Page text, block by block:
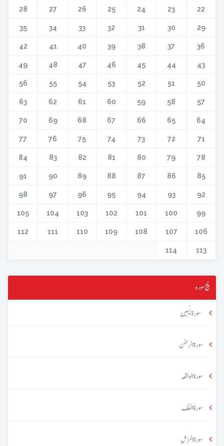
22
23
24
25
26
27
28
29
30
31
32
33
34
35
36
37
38
39
40
41
42
43
44
45
46
47
48
49
50
51
52
53
54
55
56
57
58
59
60
61
62
63
64
65
66
67
68
69
70
71
72
73
74
75
76
77
78
79
80
81
82
83
84
85
86
87
88
89
90
91
92
93
94
95
96
97
98
99
100
101
102
103
104
105
106
107
108
109
110
111
112
113
114
پنج سورہ
سورۃ یٰسین
سورۃ الرحمٰن
سورۃ الواقعہ
سورۃ الملک
سورۃ المزمل